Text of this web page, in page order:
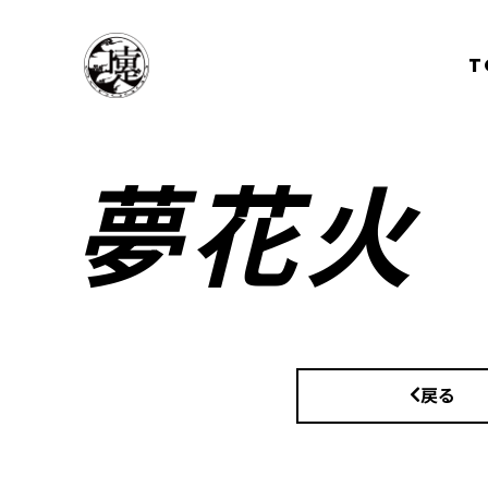
夢花火
戻る